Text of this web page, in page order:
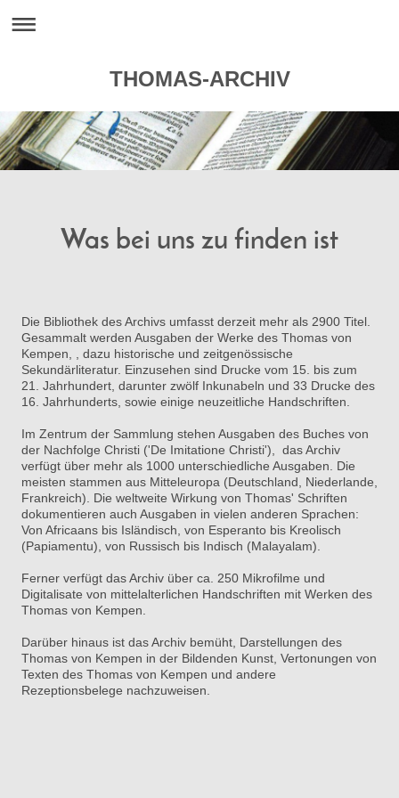
THOMAS-ARCHIV
Was bei uns zu finden ist
Die Bibliothek des Archivs umfasst derzeit mehr als 2900 Titel.
Gesammalt werden Ausgaben der Werke des Thomas von
Kempen, , dazu historische und zeitgenössische
Sekundärliteratur. Einzusehen sind Drucke vom 15. bis zum
21. Jahrhundert, darunter zwölf Inkunabeln und 33 Drucke des
16. Jahrhunderts, sowie einige neuzeitliche Handschriften.
Im Zentrum der Sammlung stehen Ausgaben des Buches von
der Nachfolge Christi ('De Imitatione Christi'), das Archiv
verfügt über mehr als 1000 unterschiedliche Ausgaben. Die
meisten stammen aus Mitteleuropa (Deutschland, Niederlande,
Frankreich). Die weltweite Wirkung von Thomas' Schriften
dokumentieren auch Ausgaben in vielen anderen Sprachen:
Von Africaans bis Isländisch, von Esperanto bis Kreolisch
(Papiamentu), von Russisch bis Indisch (Malayalam).
Ferner verfügt das Archiv über ca. 250 Mikrofilme und
Digitalisate von mittelalterlichen Handschriften mit Werken des
Thomas von Kempen.
Darüber hinaus ist das Archiv bemüht, Darstellungen des
Thomas von Kempen in der Bildenden Kunst, Vertonungen von
Texten des Thomas von Kempen und andere
Rezeptionsbelege nachzuweisen.